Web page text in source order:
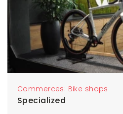
Commerces: Bike shops
Specialized